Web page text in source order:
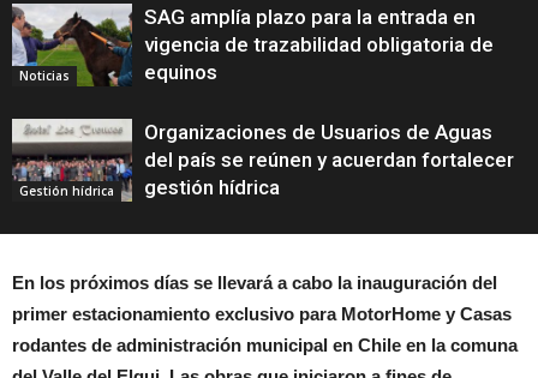
Noticias
SAG amplía plazo para la entrada en
vigencia de trazabilidad obligatoria de
equinos
Gestión hídrica
Organizaciones de Usuarios de Aguas
del país se reúnen y acuerdan fortalecer
gestión hídrica
En los próximos días se llevará a cabo la inauguración del
primer estacionamiento exclusivo para MotorHome y Casas
rodantes de administración municipal en Chile en la comuna